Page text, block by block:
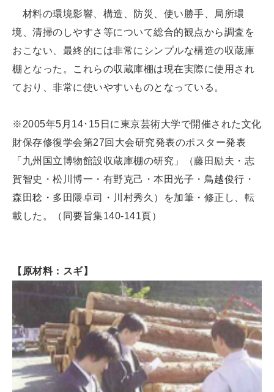
材料の環境影響、構造、防災、使い勝手、局所環
境、清掃のしやすさ等について総合的観点から調査を
おこない、最終的には非常にシンプルな構造の収蔵庫
棚となった。これらの収蔵庫棚は現在実際に使用され
ており、非常に使いやすいものとなっている。
※2005年5月14･15日に東京芸術大学で開催された文化
財保存修復学会第27回大会研究発表のポスター発表
「九州国立博物館設収蔵庫棚の研究」（藤田励夫・志
賀智史・松川博一・有野克己・本田光子・鳥越俊行・
森田稔・多田隈卓司・川村秀久）を加筆・修正し、転
載した。（同要旨集140-141頁）
【原材料：スギ】